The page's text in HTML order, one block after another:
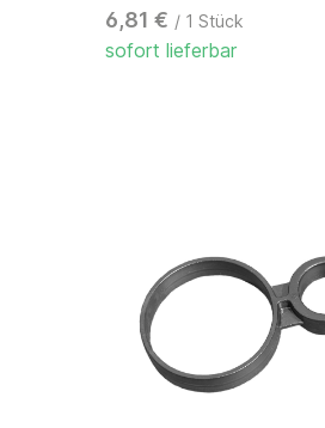
6,81 € / 1 Stück
sofort lieferbar